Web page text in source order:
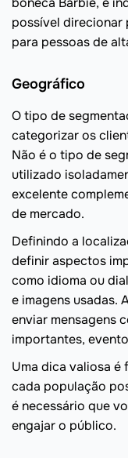
possível direcionar
para pessoas de
Geográfico
O tipo de
categorizar os
Não é o tipo de
utilizado
excelente
de mercado.
Definindo a
definir aspectos
como idioma ou
e imagens usadas.
enviar mensagens
importantes,
Uma dica valiosa
cada população
é necessário que
engajar o público.